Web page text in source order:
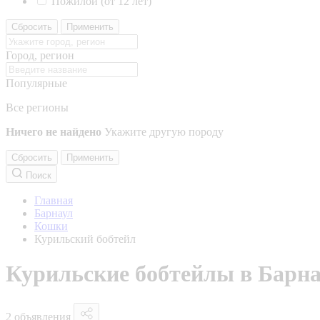
Сбросить Применить
Город, регион
Популярные
Все регионы
Ничего не найдено Укажите другую породу
Сбросить
Применить
Поиск
Главная
Барнаул
Кошки
Курильский бобтейл
Курильские бобтейлы в
2 объявления